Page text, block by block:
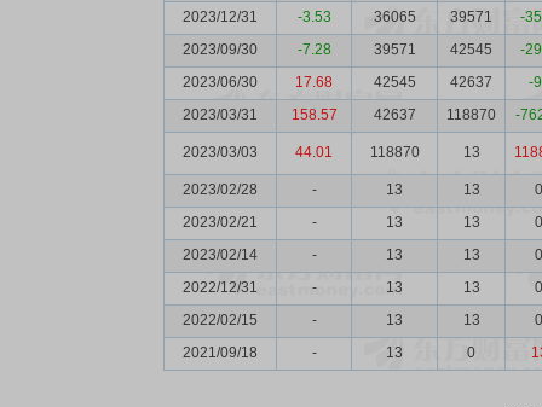
2023/12/31
-3.53 36065 39571
-
2023/09/30
-7.28 39571 42545
-
2023/06/30
17.68 42545 42637
-
2023/03/31
158.57 42637 118870 -
2023/03/03 44.01 118870 13
2023/02/28 - 13 13
0
2023/02/21
- 13 13
0
2023/02/14
- 13 13
0
2022/12/31
- 13 13
0
2022/02/15
- 13 13
0
2021/09/18
- 13 0